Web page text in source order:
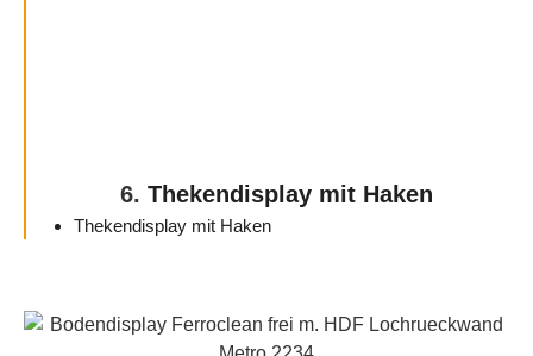
6. Thekendisplay mit Haken
Thekendisplay mit Haken